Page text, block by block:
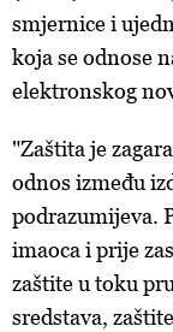
smjernice i
koja se odnose
elektronskog
"Zaštita je
odnos između
podrazumijeva.
imaoca i prije
zaštite u toku
sredstava,